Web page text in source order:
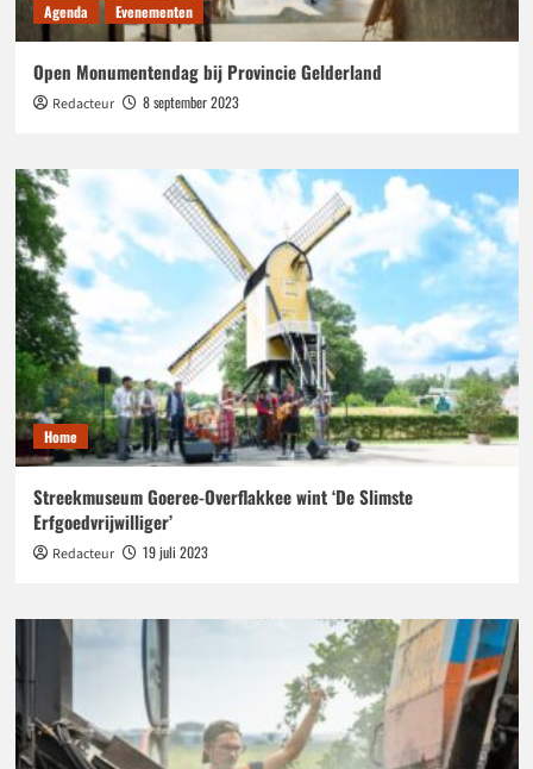
Agenda Evenementen
Open Monumentendag bij Provincie Gelderland
Redacteur 8 september 2023
Home
Streekmuseum Goeree-Overflakkee wint ‘De Slimste
Erfgoedvrijwilliger’
Redacteur 19 juli 2023